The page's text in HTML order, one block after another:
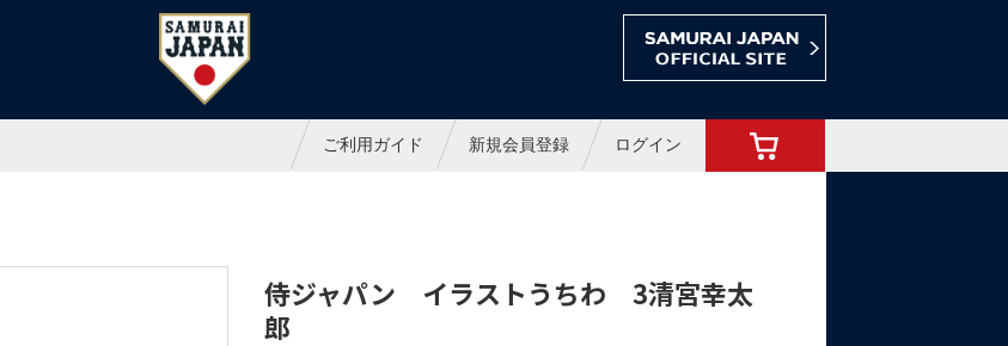
オフィシャルオンラインショップ
ご利用ガイド 新規会員登録 ログイン
侍ジャパン イラストうちわ 3清宮幸太
郎